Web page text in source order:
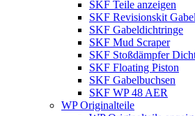
SKF Teile anzeigen
SKF Revisionskit Gabel
SKF Gabeldichtringe
SKF Mud Scraper
SKF Stoßdämpfer
SKF Floating Piston
SKF Gabelbuchsen
SKF WP 48 AER
WP Originalteile